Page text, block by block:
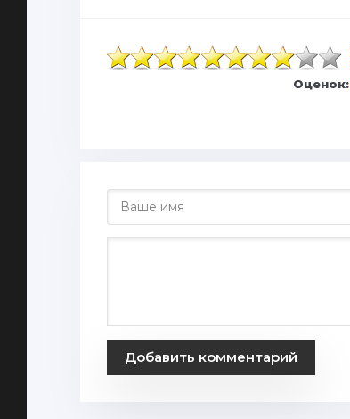
Оценок:
Добавить комментарий